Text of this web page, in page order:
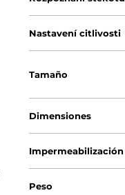
Nastavení citlivosti
Tamaño
Dimensiones
Impermeabilización
Peso